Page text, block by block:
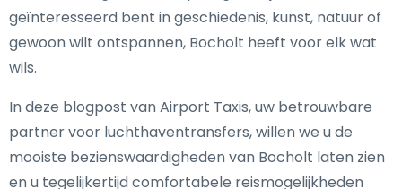
geïnteresseerd bent in geschiedenis, kunst, natuur of
gewoon wilt ontspannen, Bocholt heeft voor elk wat
wils.
In deze blogpost van Airport Taxis, uw betrouwbare
partner voor luchthaventransfers, willen we u de
mooiste bezienswaardigheden van Bocholt laten zien
en u tegelijkertijd comfortabele reismogelijkheden